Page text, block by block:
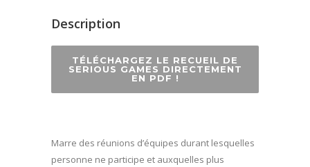
Description
TÉLÉCHARGEZ LE RECUEIL DE
SERIOUS GAMES DIRECTEMENT
EN PDF !
Marre des réunions d’équipes durant lesquelles
personne ne participe et auxquelles plus